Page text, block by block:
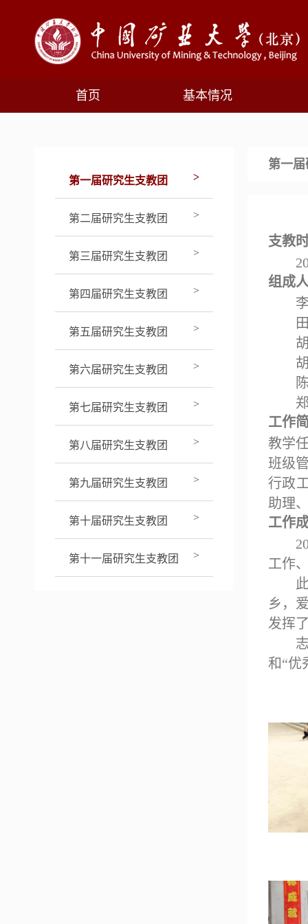
首页 基本情况
第一届研究生支教团 >
第二届研究生支教团 >
第三届研究生支教团 >
第四届研究生支教团 >
第五届研究生支教团 >
第六届研究生支教团 >
第七届研究生支教团 >
第八届研究生支教团 >
第九届研究生支教团 >
第十届研究生支教团 >
第十一届研究生支教团 >
第一
支教
组成
工作
教学
班级
行政
助理
工作
工作
乡，
发挥
和“优